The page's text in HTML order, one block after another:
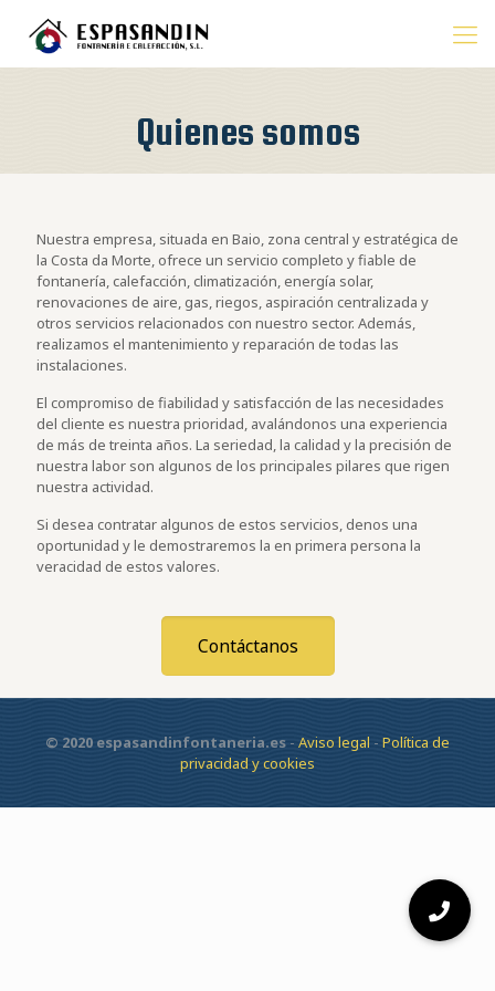
Quienes somos
Nuestra empresa, situada en Baio, zona central y estratégica de
la Costa da Morte, ofrece un servicio completo y fiable de
fontanería, calefacción, climatización, energía solar,
renovaciones de aire, gas, riegos, aspiración centralizada y
otros servicios relacionados con nuestro sector. Además,
realizamos el mantenimiento y reparación de todas las
instalaciones.
El compromiso de fiabilidad y satisfacción de las necesidades
del cliente es nuestra prioridad, avalándonos una experiencia
de más de treinta años. La seriedad, la calidad y la precisión de
nuestra labor son algunos de los principales pilares que rigen
nuestra actividad.
Si desea contratar algunos de estos servicios, denos una
oportunidad y le demostraremos la en primera persona la
veracidad de estos valores.
Contáctanos
© 2020 espasandinfontaneria.es - Aviso legal - Política de
privacidad y cookies